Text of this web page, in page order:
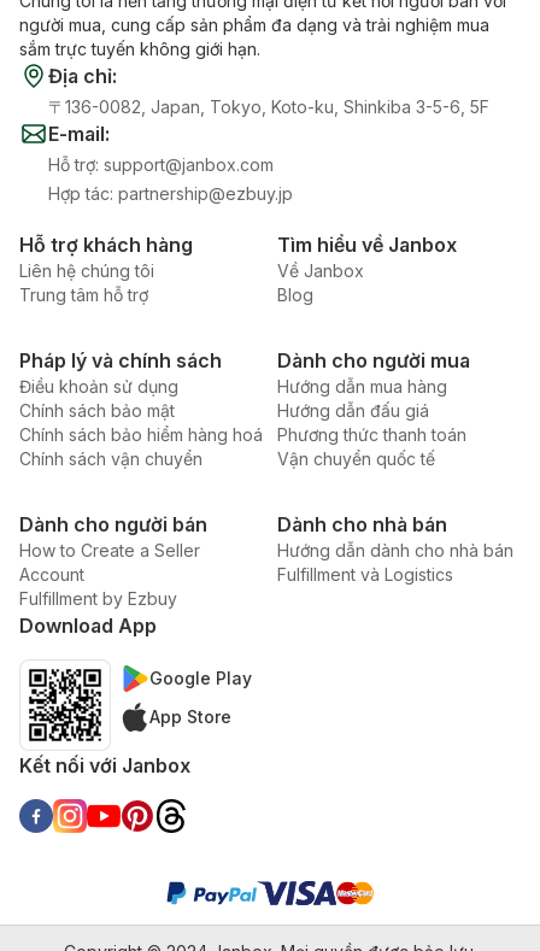
người mua, cung cấp sản phẩm đa dạng và trải nghiệm mua
sắm trực tuyến không giới hạn.
Địa chỉ:
〒136-0082, Japan, Tokyo, Koto-ku, Shinkiba 3-5-6, 5F
E-mail:
Hỗ trợ: support@janbox.com
Hợp tác: partnership@ezbuy.jp
Hỗ trợ khách hàng
Liên hệ chúng tôi
Trung tâm hỗ trợ
Tìm hiểu về Janbox
Về Janbox
Blog
Pháp lý và chính sách
Điều khoản sử dụng
Chính sách bảo mật
Chính sách bảo hiểm hàng hoá
Chính sách vận chuyển
Dành cho người mua
Hướng dẫn mua hàng
Hướng dẫn đấu giá
Phương thức thanh toán
Vận chuyển quốc tế
Dành cho người bán
How to Create a Seller
Account
Fulfillment by Ezbuy
Dành cho nhà bán
Hướng dẫn dành cho nhà bán
Fulfillment và Logistics
Download App
Google Play
App Store
Kết nối với Janbox